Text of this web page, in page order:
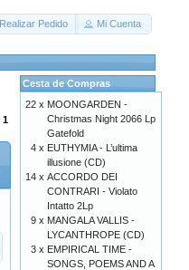
Realizar Pedido Mi Cuenta
1
Cesta de Compras
22 x MOONGARDEN -
Christmas Night 2066 Lp
Gatefold
4 x EUTHYMIA - L’ultima
illusione (CD)
14 x ACCORDO DEI
CONTRARI - Violato
Intatto 2Lp
9 x MANGALA VALLIS -
LYCANTHROPE (CD)
3 x EMPIRICAL TIME -
SONGS, POEMS AND A